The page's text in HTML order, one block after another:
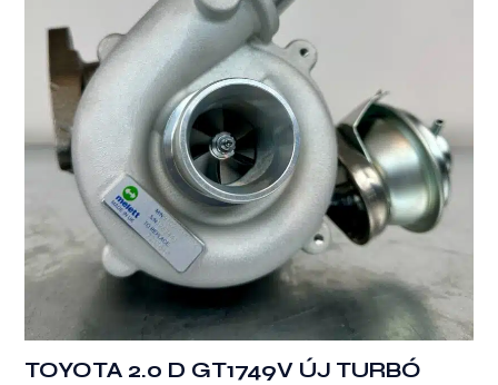
TOYOTA 2.0 D GT1749V ÚJ TURBÓ